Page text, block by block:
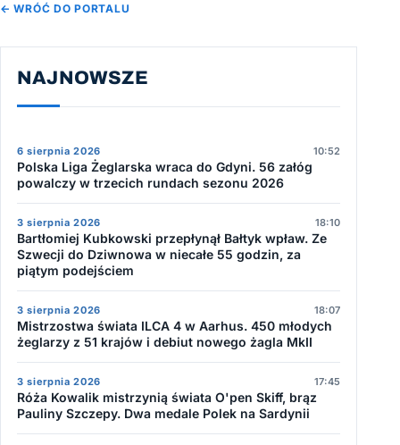
← WRÓĆ DO PORTALU
NAJNOWSZE
6 sierpnia 2026 10:52
Polska Liga Żeglarska wraca do Gdyni. 56 załóg
powalczy w trzecich rundach sezonu 2026
3 sierpnia 2026 18:10
Bartłomiej Kubkowski przepłynął Bałtyk wpław. Ze
Szwecji do Dziwnowa w niecałe 55 godzin, za
piątym podejściem
3 sierpnia 2026 18:07
Mistrzostwa świata ILCA 4 w Aarhus. 450 młodych
żeglarzy z 51 krajów i debiut nowego żagla MkII
3 sierpnia 2026 17:45
Róża Kowalik mistrzynią świata O'pen Skiff, brąz
Pauliny Szczepy. Dwa medale Polek na Sardynii